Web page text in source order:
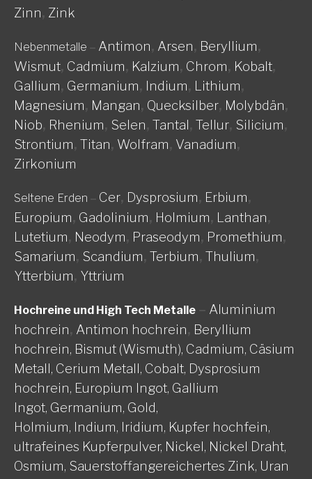
Zinn, Zink
Nebenmetalle – Antimon, Arsen, Beryllium,
Wismut, Cadmium, Kalzium, Chrom, Kobalt,
Gallium, Germanium, Indium, Lithium,
Magnesium, Mangan, Quecksilber, Molybdän,
Niob, Rhenium, Selen, Tantal, Tellur, Silicium,
Strontium, Titan, Wolfram, Vanadium,
Zirkonium
Seltene Erden – Cer, Dysprosium, Erbium,
Europium, Gadolinium, Holmium, Lanthan,
Lutetium, Neodym, Praseodym, Promethium,
Samarium, Scandium, Terbium, Thulium,
Ytterbium, Yttrium
Hochreine und High Tech Metalle – Aluminium
hochrein, Antimon hochrein, Beryllium
hochrein, Bismut (Wismuth), Cadmium, Cäsium
Metall, Cerium Metall, Cobalt, Dysprosium
hochrein, Europium Ingot, Gallium
Ingot, Germanium, Gold,
Holmium, Indium, Iridium, Kupfer hochfein,
ultrafeines Kupferpulver, Nickel, Nickel Draht,
Osmium, Sauerstoffangereichertes Zink, Uran